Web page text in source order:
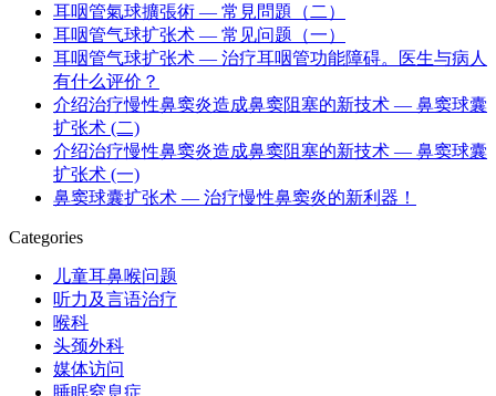
耳咽管氣球擴張術 — 常見問題（二）
耳咽管气球扩张术 — 常见问题（一）
耳咽管气球扩张术 — 治疗耳咽管功能障碍。医生与病人
有什么评价？
介绍治疗慢性鼻窦炎造成鼻窦阻塞的新技术 — 鼻窦球囊
扩张术 (二)
介绍治疗慢性鼻窦炎造成鼻窦阻塞的新技术 — 鼻窦球囊
扩张术 (一)
鼻窦球囊扩张术 — 治疗慢性鼻窦炎的新利器！
Categories
儿童耳鼻喉问题
听力及言语治疗
喉科
头颈外科
媒体访问
睡眠窒息症